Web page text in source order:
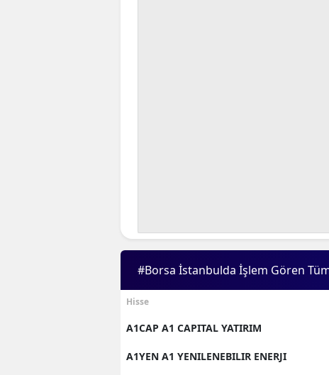
#Borsa İstanbulda İşlem Gören
Hisse
A1CAP A1 CAPITAL YATIRIM
A1YEN A1 YENILENEBILIR ENERJI